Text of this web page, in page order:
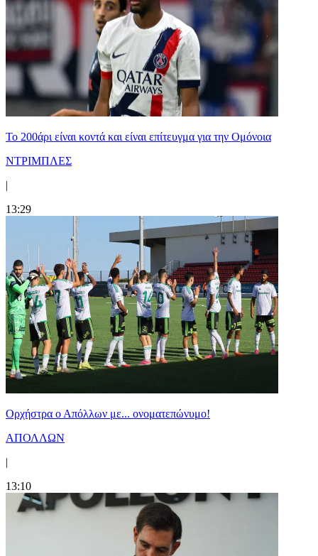
Το 200άρι είναι κοντά και είναι επίτευγμα για την Ομόνοια
ΝΤΡΙΜΠΛΕΣ
|
13:29
Ορχήστρα o Aπόλλων με... ονοματεπώνυμο!
ΑΠΟΛΛΩΝ
|
13:10